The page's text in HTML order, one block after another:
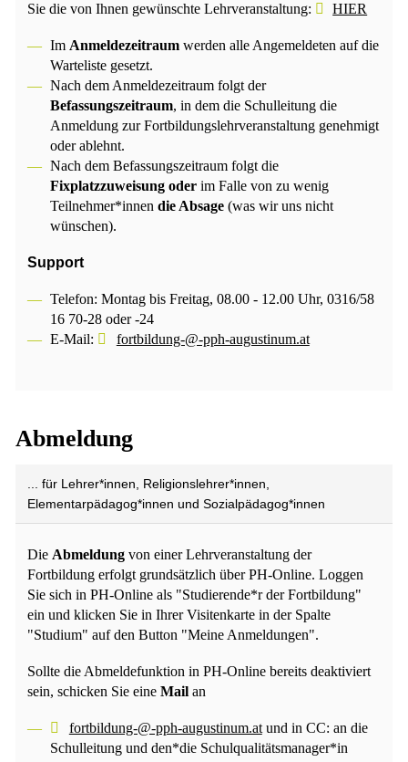
Sie die von Ihnen gewünschte Lehrveranstaltung:
HIER
Im Anmeldezeitraum werden alle Angemeldeten auf die
Warteliste gesetzt.
Nach dem Anmeldezeitraum folgt der
Befassungszeitraum, in dem die Schulleitung die
Anmeldung zur Fortbildungslehrveranstaltung genehmigt
oder ablehnt.
Nach dem Befassungszeitraum folgt die
Fixplatzzuweisung oder im Falle von zu wenig
Teilnehmer*innen die Absage (was wir uns nicht
wünschen).
Support
Telefon: Montag bis Freitag, 08.00 - 12.00 Uhr, 0316/58
16 70-28 oder -24
E-Mail:
fortbildung-@-pph-augustinum.at
Abmeldung
... für Lehrer*innen, Religionslehrer*innen,
Elementarpädagog*innen und Sozialpädagog*innen
Die Abmeldung von einer Lehrveranstaltung der
Fortbildung erfolgt grundsätzlich über PH-Online. Loggen
Sie sich in PH-Online als "Studierende*r der Fortbildung"
ein und klicken Sie in Ihrer Visitenkarte in der Spalte
"Studium" auf den Button "Meine Anmeldungen".
Sollte die Abmeldefunktion in PH-Online bereits deaktiviert
sein, schicken Sie eine Mail an
fortbildung-@-pph-augustinum.atund in CC: an die
Schulleitung und den*die Schulqualitätsmanager*in